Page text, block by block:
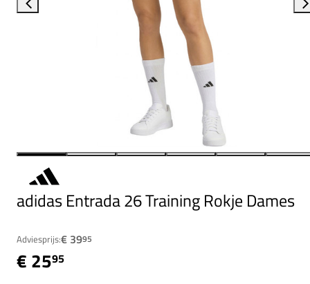
adidas Entrada 26 Training Rokje Dames
Adviesprijs:€ 3995
€ 2595